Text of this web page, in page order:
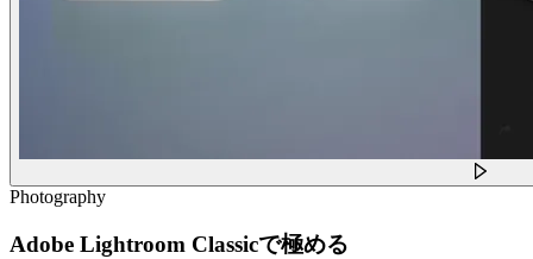
Photography
Adobe Lightroom Classicで極める